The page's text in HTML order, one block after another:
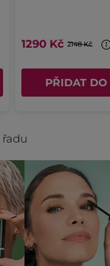
1290 Kč 2148 Kč
PŘIDAT DO